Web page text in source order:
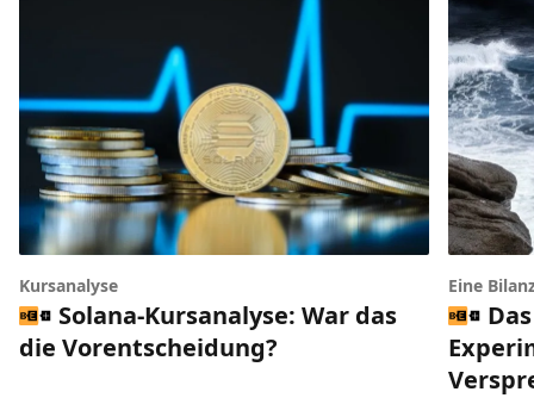
Kursanalyse
Solana-Kursanalyse: War das
die Vorentscheidung?
Eine